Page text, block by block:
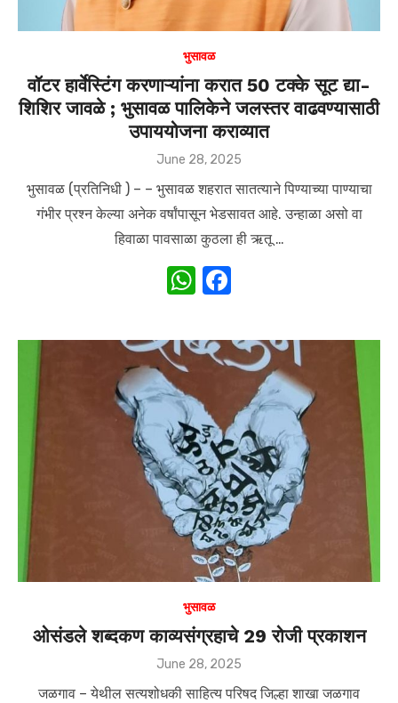
भुसावळ
वॉटर हार्वेस्टिंग करणाऱ्यांना करात 50 टक्के सूट द्या-
शिशिर जावळे ; भुसावळ पालिकेने जलस्तर वाढवण्यासाठी
उपाययोजना कराव्यात
Posted
June 28, 2025
भुसावळ (प्रतिनिधी ) – – भुसावळ शहरात सातत्याने पिण्याच्या पाण्याचा
गंभीर प्रश्न केल्या अनेक वर्षांपासून भेडसावत आहे. उन्हाळा असो वा
हिवाळा पावसाळा कुठला ही ऋतू …
W
at
s
A
p
p
c
e
b
o
o
k
भुसावळ
ओसंडले शब्दकण काव्यसंग्रहाचे 29 रोजी प्रकाशन
Posted
June 28, 2025
जळगाव – येथील सत्यशोधकी साहित्य परिषद जिल्हा शाखा जळगाव